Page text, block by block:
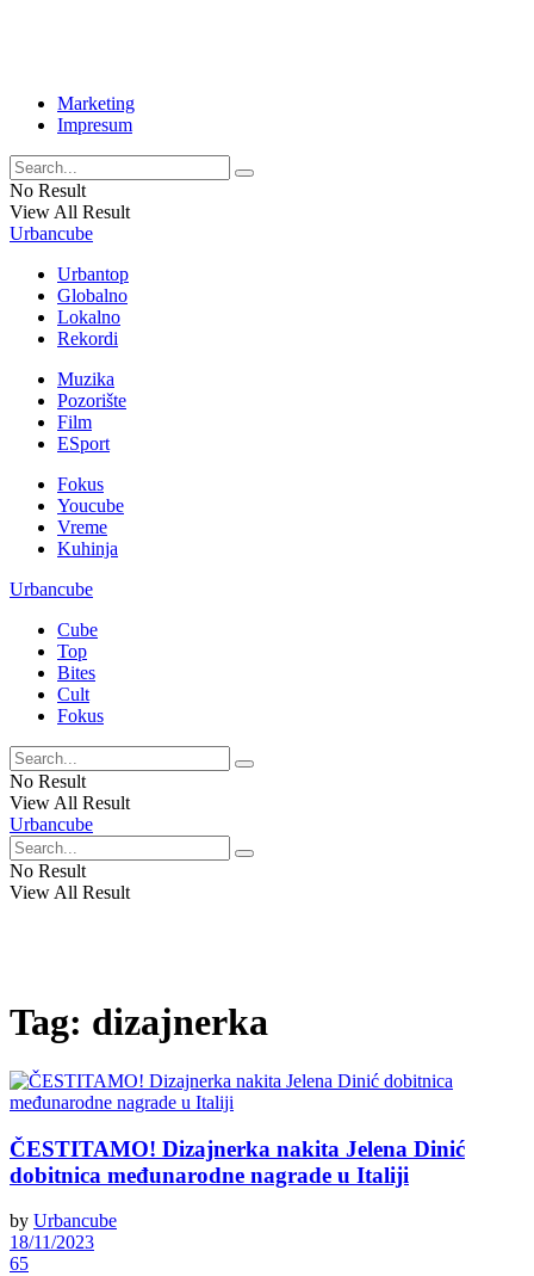
Marketing
Impresum
No Result
View All Result
Urbancube
Urbantop
Globalno
Lokalno
Rekordi
Muzika
Pozorište
Film
ESport
Fokus
Youcube
Vreme
Kuhinja
Urbancube
Cube
Top
Bites
Cult
Fokus
No Result
View All Result
Urbancube
No Result
View All Result
Tag: dizajnerka
ČESTITAMO! Dizajnerka nakita Jelena Dinić
dobitnica međunarodne nagrade u Italiji
by Urbancube
18/11/2023
65